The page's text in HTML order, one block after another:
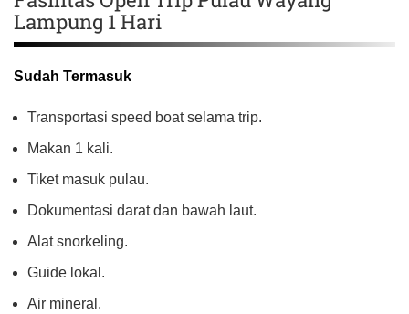
Lampung 1 Hari
Sudah Termasuk
Transportasi speed boat selama trip.
Makan 1 kali.
Tiket masuk pulau.
Dokumentasi darat dan bawah laut.
Alat snorkeling.
Guide lokal.
Air mineral.